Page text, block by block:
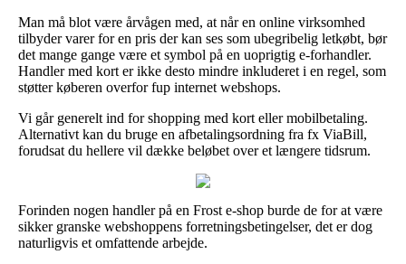
Man må blot være årvågen med, at når en online virksomhed
tilbyder varer for en pris der kan ses som ubegribelig letkøbt, bør
det mange gange være et symbol på en uoprigtig e-forhandler.
Handler med kort er ikke desto mindre inkluderet i en regel, som
støtter køberen overfor fup internet webshops.
Vi går generelt ind for shopping med kort eller mobilbetaling.
Alternativt kan du bruge en afbetalingsordning fra fx ViaBill,
forudsat du hellere vil dække beløbet over et længere tidsrum.
Forinden nogen handler på en Frost e-shop burde de for at være
sikker granske webshoppens forretningsbetingelser, det er dog
naturligvis et omfattende arbejde.